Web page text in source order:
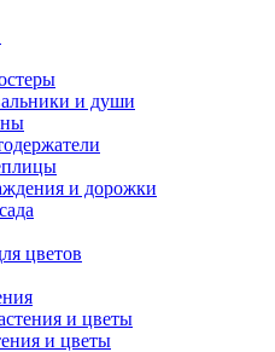
и души
и дорожки
цветов
и цветы
и цветы